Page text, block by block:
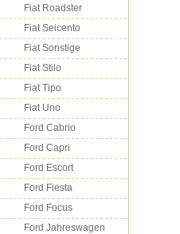
Fiat Roadster
Fiat Seicento
Fiat Sonstige
Fiat Stilo
Fiat Tipo
Fiat Uno
Ford Cabrio
Ford Capri
Ford Escort
Ford Fiesta
Ford Focus
Ford Jahreswagen